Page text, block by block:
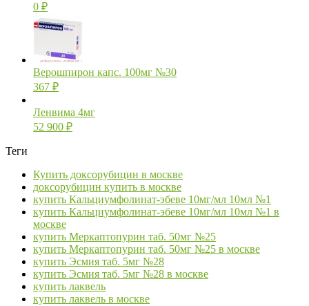
0 ₽
Верошпирон капс. 100мг №30
367 ₽
Ленвима 4мг
52 900 ₽
Теги
Купить доксорубицин в москве
доксорубицин купить в москве
купить Кальциумфолинат-эбеве 10мг/мл 10мл №1
купить Кальциумфолинат-эбеве 10мг/мл 10мл №1 в
москве
купить Меркаптопурин таб. 50мг №25
купить Меркаптопурин таб. 50мг №25 в москве
купить Эсмия таб. 5мг №28
купить Эсмия таб. 5мг №28 в москве
купить лаквель
купить лаквель в москве